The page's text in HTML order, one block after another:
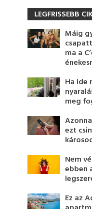
LEGFRISSEBB
Máig
ma a
Ha ide
meg
ezt
Nem
ebben
Ez az